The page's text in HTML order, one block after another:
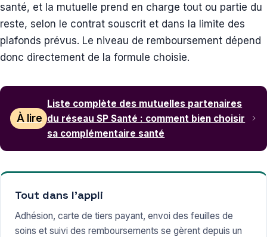
santé, et la mutuelle prend en charge tout ou partie du
reste, selon le contrat souscrit et dans la limite des
plafonds prévus. Le niveau de remboursement dépend
donc directement de la formule choisie.
À lire
Liste complète des mutuelles partenaires
du réseau SP Santé : comment bien choisir
sa complémentaire santé
Tout dans l’appli
Adhésion, carte de tiers payant, envoi des feuilles de
soins et suivi des remboursements se gèrent depuis un